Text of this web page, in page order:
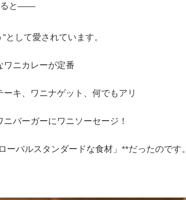
ると――
として愛されています。
ワニカレーが定番
ーキ、ワニナゲット、何でもアリ
ニバーガーにワニソーセージ！
ーバルスタンダードな食材」**だったのです。